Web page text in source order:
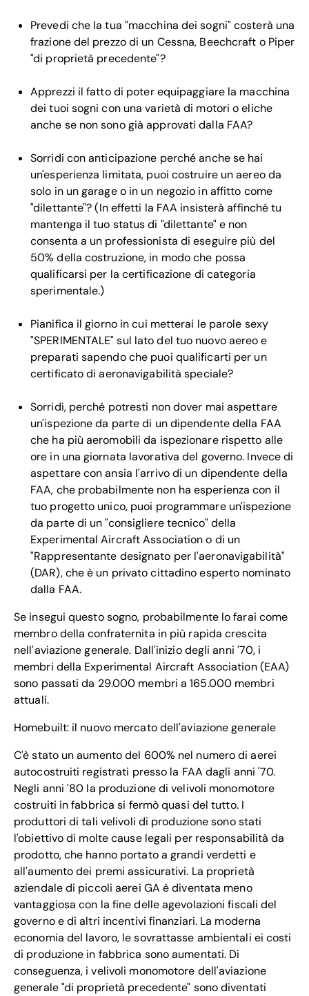
Prevedi che la tua "macchina dei sogni" costerà una
frazione del prezzo di un Cessna, Beechcraft o Piper
"di proprietà precedente"?
Apprezzi il fatto di poter equipaggiare la macchina
dei tuoi sogni con una varietà di motori o eliche
anche se non sono già approvati dalla FAA?
Sorridi con anticipazione perché anche se hai
un'esperienza limitata, puoi costruire un aereo da
solo in un garage o in un negozio in affitto come
"dilettante"? (In effetti la FAA insisterà affinché tu
mantenga il tuo status di "dilettante" e non
consenta a un professionista di eseguire più del
50% della costruzione, in modo che possa
qualificarsi per la certificazione di categoria
sperimentale.)
Pianifica il giorno in cui metterai le parole sexy
"SPERIMENTALE" sul lato del tuo nuovo aereo e
preparati sapendo che puoi qualificarti per un
certificato di aeronavigabilità speciale?
Sorridi, perché potresti non dover mai aspettare
un'ispezione da parte di un dipendente della FAA
che ha più aeromobili da ispezionare rispetto alle
ore in una giornata lavorativa del governo. Invece di
aspettare con ansia l'arrivo di un dipendente della
FAA, che probabilmente non ha esperienza con il
tuo progetto unico, puoi programmare un'ispezione
da parte di un "consigliere tecnico" della
Experimental Aircraft Association o di un
"Rappresentante designato per l'aeronavigabilità"
(DAR), che è un privato cittadino esperto nominato
dalla FAA.
Se insegui questo sogno, probabilmente lo farai come
membro della confraternita in più rapida crescita
nell'aviazione generale. Dall'inizio degli anni '70, i
membri della Experimental Aircraft Association (EAA)
sono passati da 29.000 membri a 165.000 membri
attuali.
Homebuilt: il nuovo mercato dell'aviazione generale
C'è stato un aumento del 600% nel numero di aerei
autocostruiti registrati presso la FAA dagli anni '70.
Negli anni '80 la produzione di velivoli monomotore
costruiti in fabbrica si fermò quasi del tutto. I
produttori di tali velivoli di produzione sono stati
l'obiettivo di molte cause legali per responsabilità da
prodotto, che hanno portato a grandi verdetti e
all'aumento dei premi assicurativi. La proprietà
aziendale di piccoli aerei GA è diventata meno
vantaggiosa con la fine delle agevolazioni fiscali del
governo e di altri incentivi finanziari. La moderna
economia del lavoro, le sovrattasse ambientali ei costi
di produzione in fabbrica sono aumentati. Di
conseguenza, i velivoli monomotore dell'aviazione
generale "di proprietà precedente" sono diventati